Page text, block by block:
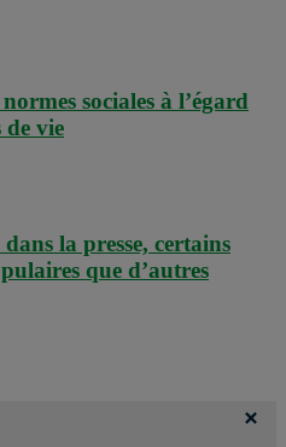
sociales à l’égard
de vie
la presse, certains
que d’autres